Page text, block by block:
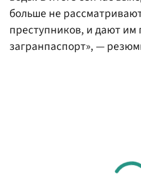
больше не
преступников, и дают
загранпаспорт», —